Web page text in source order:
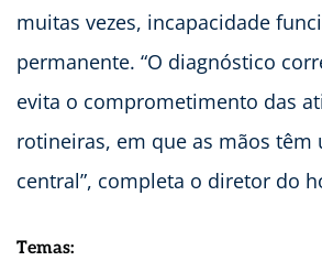
muitas vezes, incapacidade
permanente. “O diagnóstico
evita o comprometimento das
rotineiras, em que as mãos têm
central”, completa o diretor do
Temas: